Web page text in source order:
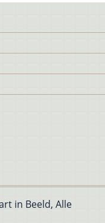
in Beeld, Alle